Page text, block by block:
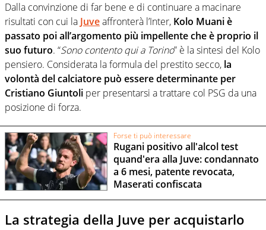
Dalla convinzione di far bene e di continuare a macinare
risultati con cui la Juveaffronterà l’Inter, Kolo Muani è
passato poi all’argomento più impellente che è proprio il
suo futuro. “Sono contento qui a Torino” è la sintesi del Kolo
pensiero. Considerata la formula del prestito secco, la
volontà del calciatore può essere determinante per
Cristiano Giuntoli per presentarsi a trattare col PSG da una
posizione di forza.
Forse ti può interessare
Rugani positivo all'alcol test
quand'era alla Juve: condannato
a 6 mesi, patente revocata,
Maserati confiscata
La strategia della Juve per acquistarlo